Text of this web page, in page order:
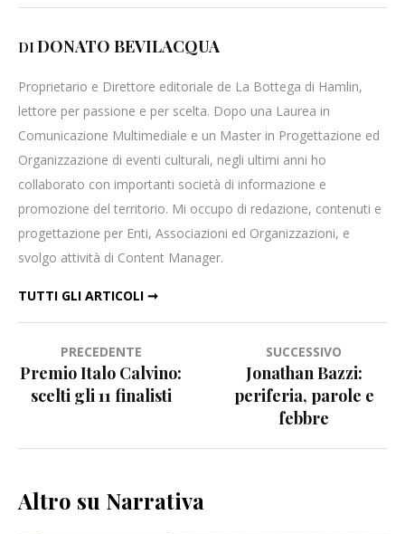
DI DONATO BEVILACQUA
Proprietario e Direttore editoriale de La Bottega di Hamlin,
lettore per passione e per scelta. Dopo una Laurea in
Comunicazione Multimediale e un Master in Progettazione ed
Organizzazione di eventi culturali, negli ultimi anni ho
collaborato con importanti società di informazione e
promozione del territorio. Mi occupo di redazione, contenuti e
progettazione per Enti, Associazioni ed Organizzazioni, e
svolgo attività di Content Manager.
TUTTI GLI ARTICOLI ➞
Navigazione
articoli
PRECEDENTE
Premio Italo Calvino:
scelti gli 11 finalisti
SUCCESSIVO
Jonathan Bazzi:
periferia, parole e
febbre
Altro su Narrativa